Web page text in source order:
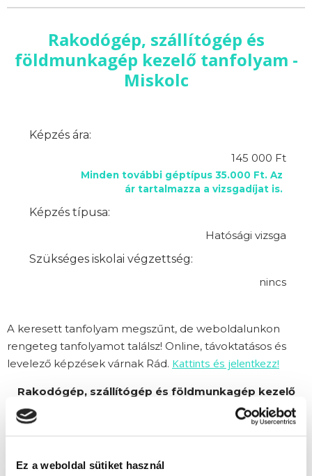
Ez a weboldal sütiket használ
Rakodógép, szállítógép és
földmunkagép kezelő tanfolyam -
Miskolc
Képzés ára:
145 000 Ft
Minden további géptípus 35.000 Ft. Az
ár tartalmazza a vizsgadíjat is.
Képzés típusa:
Hatósági vizsga
Szükséges iskolai végzettség:
nincs
A keresett tanfolyam megszűnt, de weboldalunkon
rengeteg tanfolyamot találsz! Online, távoktatásos és
levelező képzések várnak Rád. Kattints és jelentkezz!
Rakodógép, szállítógép és földmunkagép kezelő
tanfolyam képzésünket Alfa Kapos Képző Központ